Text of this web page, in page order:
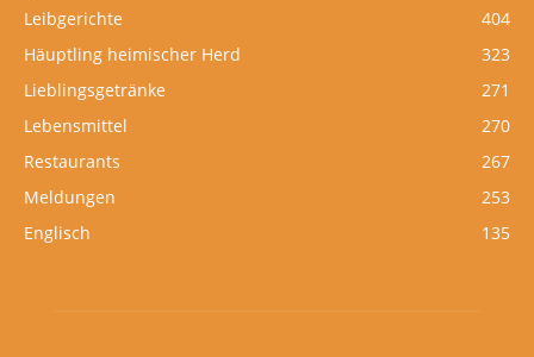
Leibgerichte
404
Häuptling heimischer Herd
323
Lieblingsgetränke
271
Lebensmittel
270
Restaurants
267
Meldungen
253
Englisch
135